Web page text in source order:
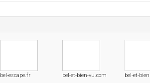
bel-escape.fr bel-et-bien-vu.com bel-et-